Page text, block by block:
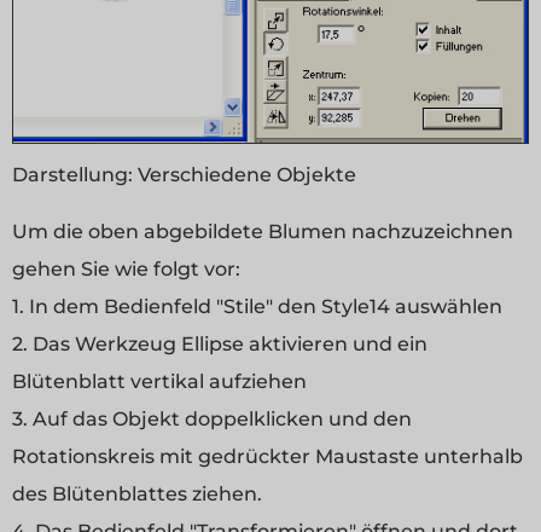
Darstellung: Verschiedene Objekte
Um die oben abgebildete Blumen nachzuzeichnen
gehen Sie wie folgt vor:
1. In dem Bedienfeld "Stile" den Style14 auswählen
2. Das Werkzeug Ellipse aktivieren und ein
Blütenblatt vertikal aufziehen
3. Auf das Objekt doppelklicken und den
Rotationskreis mit gedrückter Maustaste unterhalb
des Blütenblattes ziehen.